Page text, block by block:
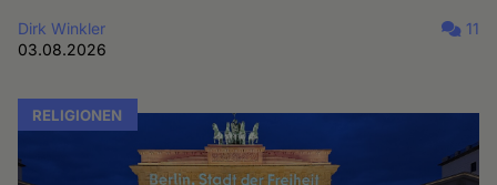
Dirk Winkler
03.08.2026
11
RELIGIONEN